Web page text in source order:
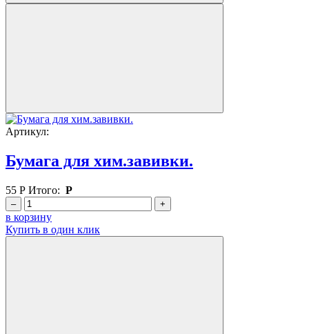
Артикул:
Бумага для хим.завивки.
55 Р Итого: Р
– +
в корзину
Купить в один клик